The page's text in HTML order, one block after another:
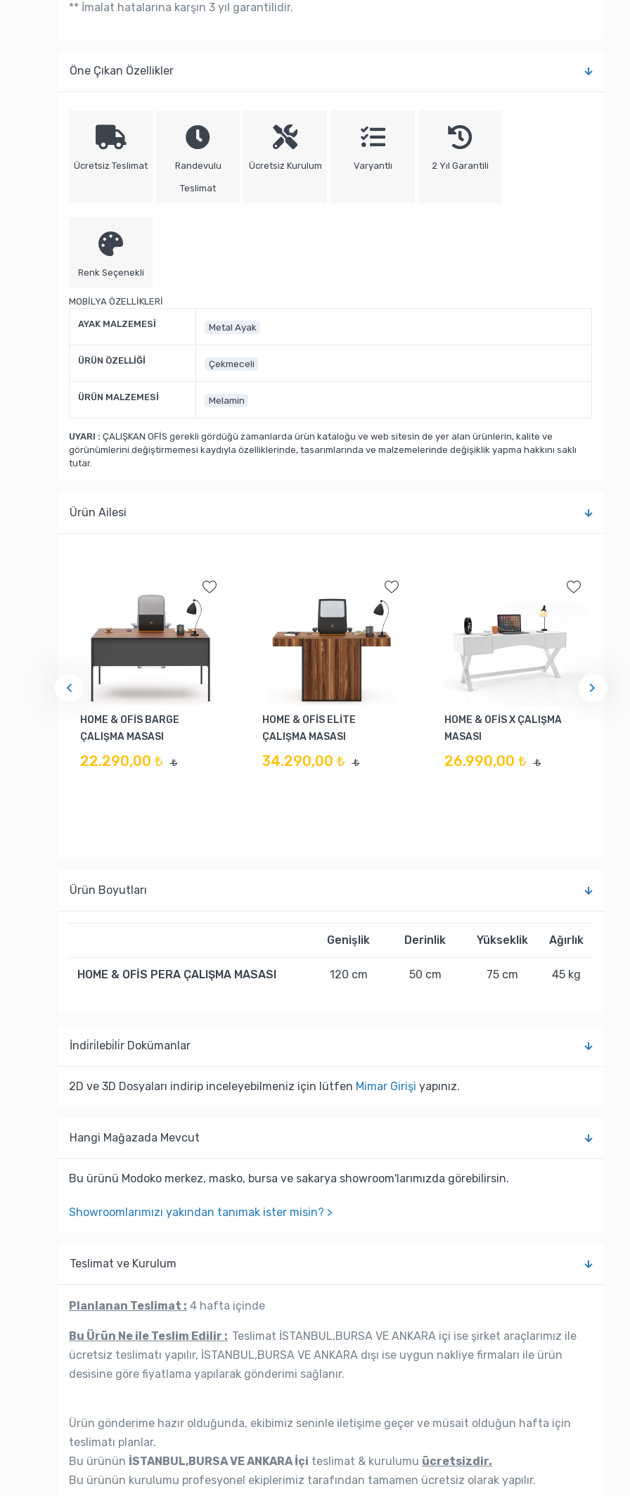
** İmalat hatalarına karşın 3 yıl garantilidir.
Öne Çıkan Özellikler
Ücretsiz Teslimat Randevulu
Teslimat
Ücretsiz Kurulum Varyantlı 2 Yıl Garantili
Renk Seçenekli
MOBİLYA ÖZELLİKLERİ
AYAK MALZEMESİ Metal Ayak
ÜRÜN ÖZELLİĞİ Çekmeceli
ÜRÜN MALZEMESİ Melamin
UYARI : ÇALIŞKAN OFİS gerekli gördüğü zamanlarda ürün kataloğu ve web sitesin de yer alan ürünlerin, kalite ve
görünümlerini değiştirmemesi kaydıyla özelliklerinde, tasarımlarında ve malzemelerinde değişiklik yapma hakkını saklı
tutar.
Ürün Ailesi
HOME & OFİS BARGE
ÇALIŞMA MASASI
22.290,00 ₺ ₺
HOME & OFİS ELİTE
ÇALIŞMA MASASI
34.290,00 ₺ ₺
HOME & OFİS X ÇALIŞMA
MASASI
26.990,00 ₺ ₺
Ürün Boyutları
Genişlik Derinlik Yükseklik Ağırlık
HOME & OFİS PERA ÇALIŞMA MASASI 120 cm 50 cm 75 cm 45 kg
İndi̇ri̇lebi̇li̇r Dokümanlar
2D ve 3D Dosyaları indirip inceleyebilmeniz için lütfen Mimar Girişi yapınız.
Hangi Mağazada Mevcut
Bu ürünü Modoko merkez, masko, bursa ve sakarya showroom'larımızda görebilirsin.
Showroomlarımızı yakından tanımak ister misin? >
Teslimat ve Kurulum
Planlanan Teslimat : 4 hafta içinde
Bu Ürün Ne ile Teslim Edilir : Teslimat İSTANBUL,BURSA VE ANKARA içi ise şirket araçlarımız ile
ücretsiz teslimatı yapılır, İSTANBUL,BURSA VE ANKARA dışı ise uygun nakliye firmaları ile ürün
desisine göre fiyatlama yapılarak gönderimi sağlanır.
Ürün gönderime hazır olduğunda, ekibimiz seninle iletişime geçer ve müsait olduğun hafta için
teslimatı planlar.
Bu ürünün İSTANBUL,BURSA VE ANKARA İçi teslimat & kurulumu ücretsizdir.
Bu ürünün kurulumu profesyonel ekiplerimiz tarafından tamamen ücretsiz olarak yapılır.